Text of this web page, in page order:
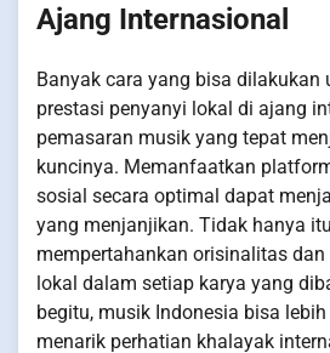
Ajang Internasional
Banyak cara yang bisa dilakukan
prestasi penyanyi lokal di ajang
pemasaran musik yang tepat
kuncinya. Memanfaatkan
sosial secara optimal dapat
yang menjanjikan. Tidak hanya
mempertahankan orisinalitas
lokal dalam setiap karya yang
begitu, musik Indonesia bisa
menarik perhatian khalayak